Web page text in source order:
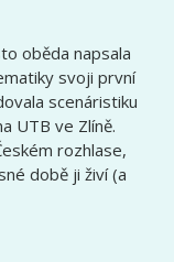
oběda napsala
svoji první
scenáristiku
UTB ve Zlíně.
rozhlase,
době ji živí (a